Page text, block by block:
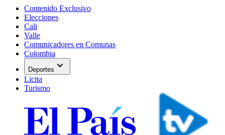
Contenido Exclusivo
Elecciones
Cali
Valle
Comunicadores en Comunas
Colombia
Deportes expand_more
Licita
Turismo